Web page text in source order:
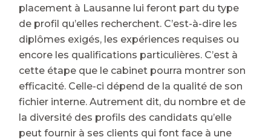
placement à Lausanne lui feront part du type
de profil qu’elles recherchent. C’est-à-dire les
diplômes exigés, les expériences requises ou
encore les qualifications particulières. C’est à
cette étape que le cabinet pourra montrer son
efficacité. Celle-ci dépend de la qualité de son
fichier interne. Autrement dit, du nombre et de
la diversité des profils des candidats qu’elle
peut fournir à ses clients qui font face à une